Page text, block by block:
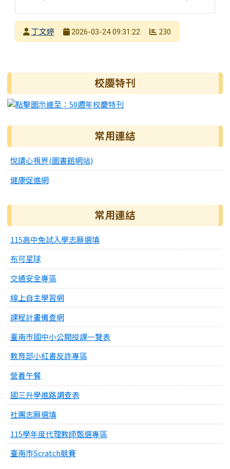
發布者
丁文婷
2026-03-24 09:31:22 230
右邊區域內容 校慶特刊
常用連結
悅讀心視界(圖書館網站)
健康促進網
常用連結
115高中免試入學志願選填
布可星球
交通安全專區
線上自主學習網
課程計畫備查網
臺南市國中小公開授課一覽表
教育部小紅書反詐專區
營養午餐
國三升學進路調查表
社團志願選填
115學年度代理教師甄選專區
臺南市Scratch競賽